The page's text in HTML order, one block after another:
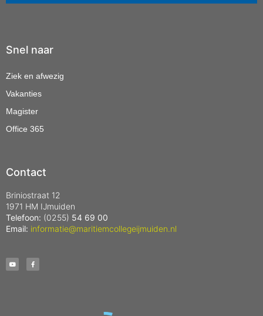
Snel naar
Ziek en afwezig
Vakanties
Magister
Office 365
Contact
Briniostraat 12
1971 HM IJmuiden
Telefoon: (0255) 54 69 00
Email: informatie@maritiemcollegeijmuiden.nl